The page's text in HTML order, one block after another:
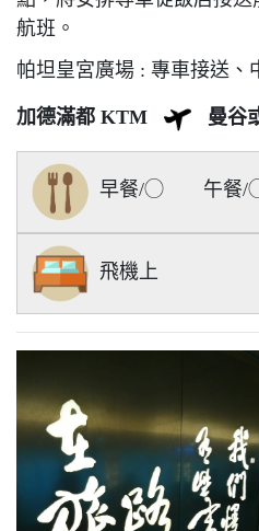
航班。
帕坦皇宮廣場 : 專車接送、
加德滿都 KTM 曼谷
早餐/◯ 午
飛機上